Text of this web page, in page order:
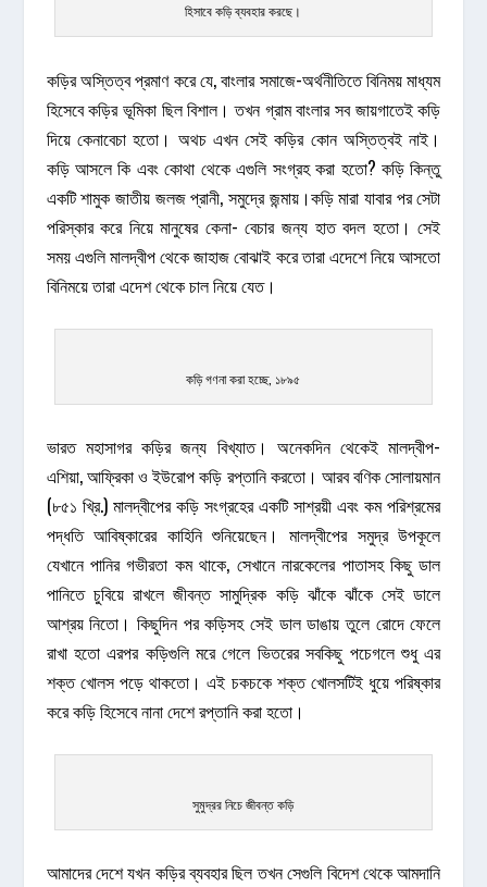
হিসাবে কড়ি ব্যবহার করছে।
কড়ির অস্তিত্ব প্রমাণ করে যে, বাংলার সমাজে-অর্থনীতিতে বিনিময় মাধ্যম
হিসেবে কড়ির ভূমিকা ছিল বিশাল। তখন গ্রাম বাংলার সব জায়গাতেই কড়ি
দিয়ে কেনাবেচা হতো। অথচ এখন সেই কড়ির কোন অস্তিত্বই নাই।
কড়ি আসলে কি এবং কোথা থেকে এগুলি সংগ্রহ করা হতো? কড়ি কিন্তু
একটি শামুক জাতীয় জলজ প্রানী, সমুদ্রে জন্মায়।কড়ি মারা যাবার পর সেটা
পরিস্কার করে নিয়ে মানুষের কেনা- বেচার জন্য হাত বদল হতো। সেই
সময় এগুলি মালদ্বীপ থেকে জাহাজ বোঝাই করে তারা এদেশে নিয়ে আসতো
বিনিময়ে তারা এদেশ থেকে চাল নিয়ে যেত।
কড়ি গণনা করা হচ্ছে, ১৮৯৫
ভারত মহাসাগর কড়ির জন্য বিখ্যাত। অনেকদিন থেকেই মালদ্বীপ-
এশিয়া, আফ্রিকা ও ইউরোপ কড়ি রপ্তানি করতো। আরব বণিক সোলায়মান
(৮৫১ খ্রি.) মালদ্বীপের কড়ি সংগ্রহের একটি সাশ্রয়ী এবং কম পরিশ্রমের
পদ্ধতি আবিষ্কারের কাহিনি শুনিয়েছেন। মালদ্বীপের সমুদ্র উপকূলে
যেখানে পানির গভীরতা কম থাকে, সেখানে নারকেলের পাতাসহ কিছু ডাল
পানিতে চুবিয়ে রাখলে জীবন্ত সামুদ্রিক কড়ি ঝাঁকে ঝাঁকে সেই ডালে
আশ্রয় নিতো। কিছুদিন পর কড়িসহ সেই ডাল ডাঙায় তুলে রোদে ফেলে
রাখা হতো এরপর কড়িগুলি মরে গেলে ভিতরের সবকিছু পচেগলে শুধু এর
শক্ত খোলস পড়ে থাকতো। এই চকচকে শক্ত খোলসটিই ধুয়ে পরিষ্কার
করে কড়ি হিসেবে নানা দেশে রপ্তানি করা হতো।
সুমুদ্রর নিচে জীবন্ত কড়ি
আমাদের দেশে যখন কড়ির ব্যবহার ছিল তখন সেগুলি বিদেশ থেকে আমদানি